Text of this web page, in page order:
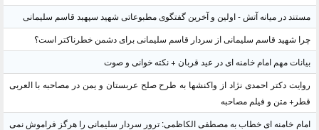
مستند در میانه آتش - اولین و آخرین گفتگوی مطبوعاتی شهید سپهبد قاسم سلیمانی
چرا شهید قاسم سلیمانی از سردار قاسم سلیمانی برای دشمن خطرناکتر است؟
بیانات مهم امام خامنه ای در عید قربان + نکته خوانی و صوت
روایت دکتر احمدی نژاد از واکنشها به طرح صلح عربستان و یمن در مصاحبه با العربی
قطر+ متن و فیلم مصاحبه
امام خامنه ای خطاب به مصطفی الکاظمی: ترور سردار سلیمانی را هرگز فراموش نمی